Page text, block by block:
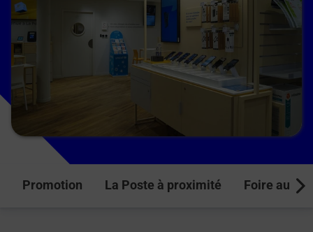
Promotion La Poste à proximité Foire aux